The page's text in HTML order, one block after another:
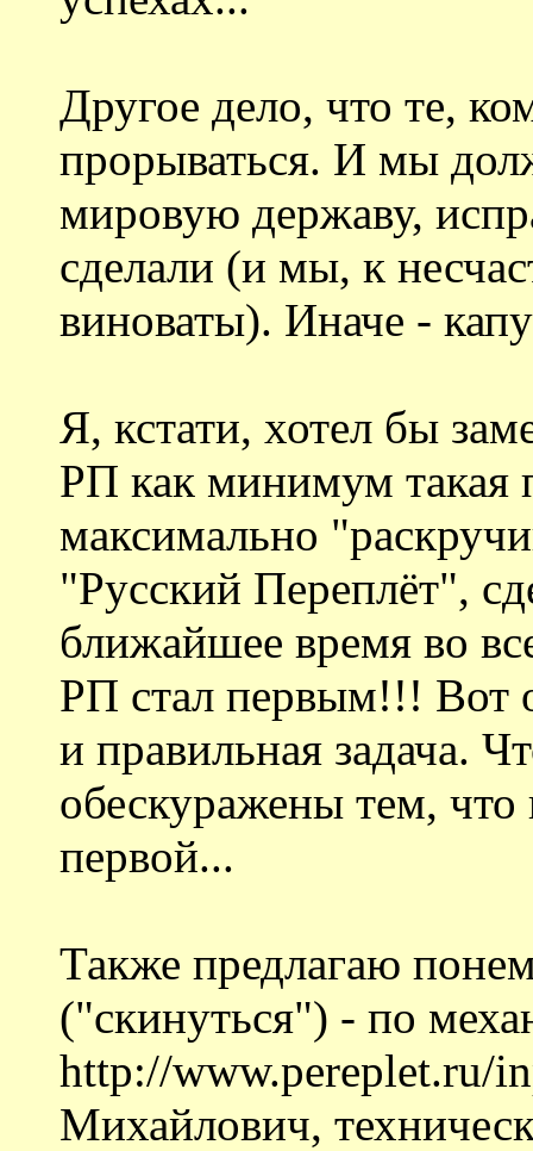
Другое дело, что те,
прорываться. И мы
мировую державу,
сделали (и мы, к
виноваты). Иначе -
Я, кстати, хотел бы
РП как минимум такая
максимально
"Русский Переплёт",
ближайшее время во
РП стал первым!!! Вот
и правильная задача.
обескуражены тем, что
первой...
Также предлагаю
("скинуться") - по
http://www.pereplet.ru/
Михайлович,